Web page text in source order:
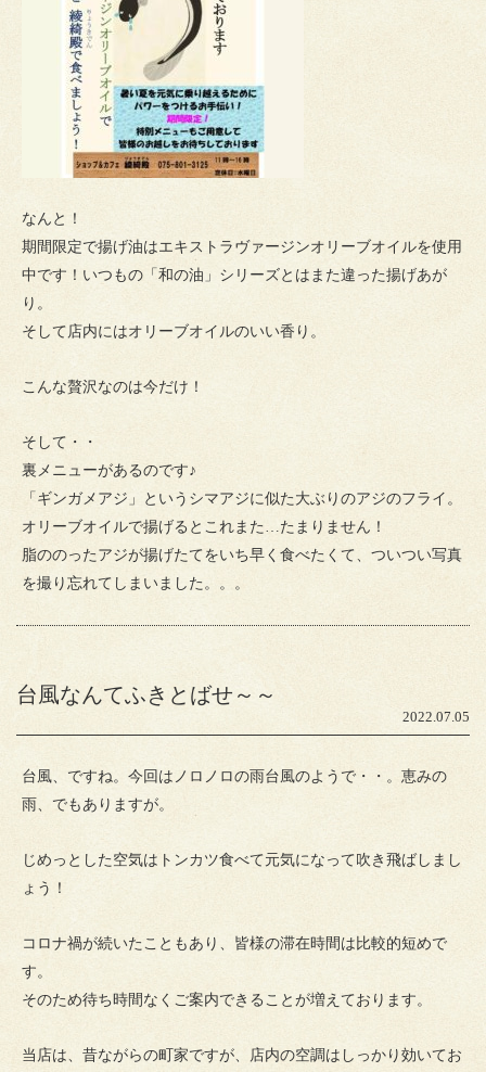
なんと！
期間限定で揚げ油はエキストラヴァージンオリーブオイルを使用
中です！いつもの「和の油」シリーズとはまた違った揚げあが
り。
そして店内にはオリーブオイルのいい香り。
こんな贅沢なのは今だけ！
そして・・
裏メニューがあるのです♪
「ギンガメアジ」というシマアジに似た大ぶりのアジのフライ。
オリーブオイルで揚げるとこれまた…たまりません！
脂ののったアジが揚げたてをいち早く食べたくて、ついつい写真
を撮り忘れてしまいました。。。
台風なんてふきとばせ～～
2022.07.05
台風、ですね。今回はノロノロの雨台風のようで・・。恵みの
雨、でもありますが。
じめっとした空気はトンカツ食べて元気になって吹き飛ばしまし
ょう！
コロナ禍が続いたこともあり、皆様の滞在時間は比較的短めで
す。
そのため待ち時間なくご案内できることが増えております。
当店は、昔ながらの町家ですが、店内の空調はしっかり効いてお